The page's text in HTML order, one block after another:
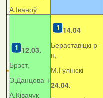
А.Іваноў
12.03.
Брэст,
Э.Данцова +
А.Ківачук
14.04
Бераставіцкі р-
н,
М.Гулінскі
24.04.